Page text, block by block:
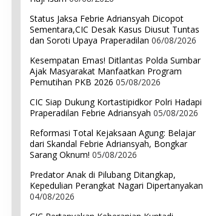
Status Jaksa Febrie Adriansyah Dicopot
Sementara,CIC Desak Kasus Diusut Tuntas
dan Soroti Upaya Praperadilan 06/08/2026
Kesempatan Emas! Ditlantas Polda Sumbar
Ajak Masyarakat Manfaatkan Program
Pemutihan PKB 2026 05/08/2026
CIC Siap Dukung Kortastipidkor Polri Hadapi
Praperadilan Febrie Adriansyah 05/08/2026
Reformasi Total Kejaksaan Agung: Belajar
dari Skandal Febrie Adriansyah, Bongkar
Sarang Oknum! 05/08/2026
Predator Anak di Pilubang Ditangkap,
Kepedulian Perangkat Nagari Dipertanyakan
04/08/2026